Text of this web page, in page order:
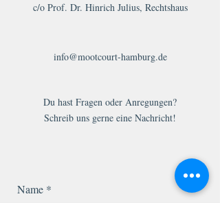
c/o Prof. Dr. Hinrich Julius, Rechtshaus
info@mootcourt-hamburg.de
Du hast Fragen oder Anregungen?
Schreib uns gerne eine Nachricht!
Name